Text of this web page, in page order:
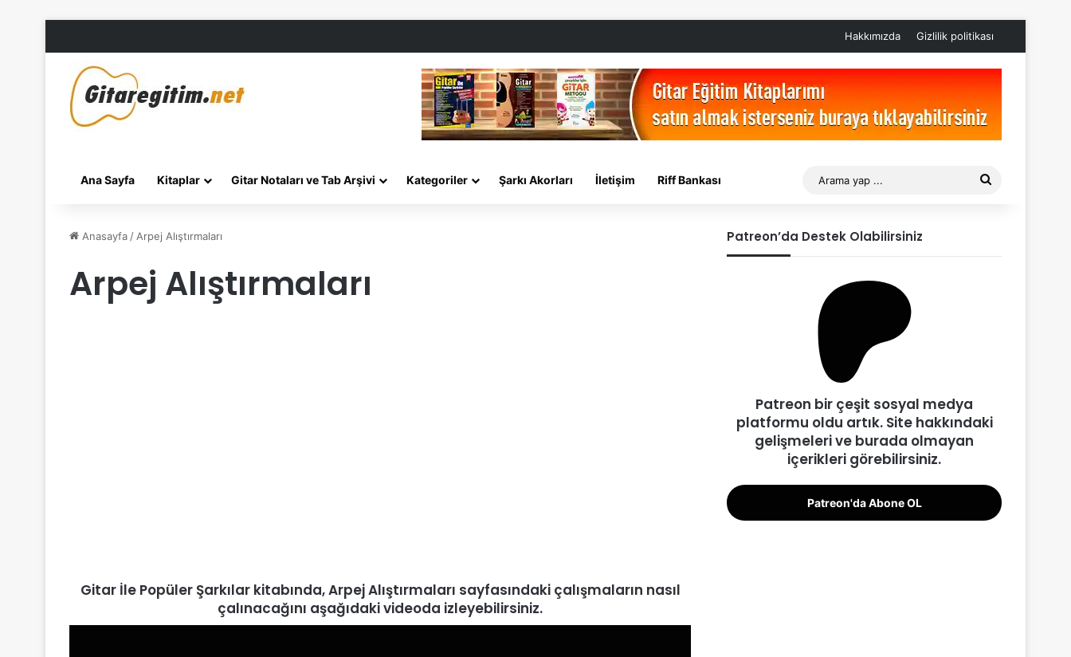
Hakkımızda Gizlilik politikası
Ana Sayfa Kitaplar Gitar Notaları ve Tab Arşivi Kategoriler Şarkı Akorları İletişim Riff Bankası
Anasayfa / Arpej Alıştırmaları
Arpej Alıştırmaları
Gitar İle Popüler Şarkılarkitabında, ArpejAlıştırmaları sayfasındaki çalışmaların nasıl
çalınacağını aşağıdaki videoda izleyebilirsiniz.
Patreon’da Destek Olabilirsiniz
Patreon bir çeşit sosyal medya
platformu oldu artık. Site hakkındaki
gelişmeleri ve burada olmayan
içerikleri görebilirsiniz.
Patreon'da Abone OL